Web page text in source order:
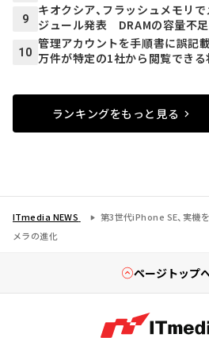
9
キオクシア、フラッシュメモリ
ジュール発表 DRAMの容量不
10
管理アカウントを手順書に誤記載
万件が特定の1社から閲覧できる
ランキングをもっと見る
ITmedia NEWS
第3世代iPhone SE、実機
メラの進化
ページトップ